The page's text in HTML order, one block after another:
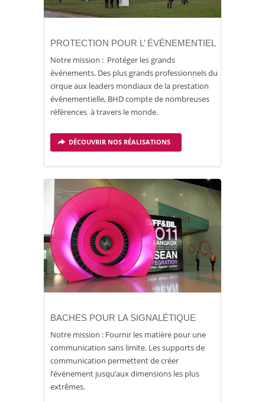
PROTECTION POUR L’ ÉVÉNEMENTIEL
Notre mission : Protéger les grands
événements. Des plus grands professionnels du
cirque aux leaders mondiaux de la prestation
événementielle, BHD compte de nombreuses
références à travers le monde.
DÉCOUVRIR NOS RÉALISATIONS
BACHES POUR LA SIGNALÉTIQUE
Notre mission : Fournir les matière pour une
communication sans limite. Les supports de
communication permettent de créer
l’événement jusqu’aux dimensions les plus
extrêmes.